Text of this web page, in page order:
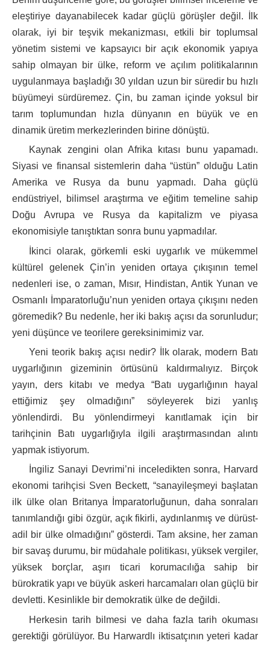
eleştiriye dayanabilecek kadar güçlü görüşler değil. İlk
olarak, iyi bir teşvik mekanizması, etkili bir toplumsal
yönetim sistemi ve kapsayıcı bir açık ekonomik yapıya
sahip olmayan bir ülke, reform ve açılım politikalarının
uygulanmaya başladığı 30 yıldan uzun bir süredir bu hızlı
büyümeyi sürdüremez. Çin, bu zaman içinde yoksul bir
tarım toplumundan hızla dünyanın en büyük ve en
dinamik üretim merkezlerinden birine dönüştü.
Kaynak zengini olan Afrika kıtası bunu yapamadı.
Siyasi ve finansal sistemlerin daha “üstün” olduğu Latin
Amerika ve Rusya da bunu yapmadı. Daha güçlü
endüstriyel, bilimsel araştırma ve eğitim temeline sahip
Doğu Avrupa ve Rusya da kapitalizm ve piyasa
ekonomisiyle tanıştıktan sonra bunu yapmadılar.
İkinci olarak, görkemli eski uygarlık ve mükemmel
kültürel gelenek Çin’in yeniden ortaya çıkışının temel
nedenleri ise, o zaman, Mısır, Hindistan, Antik Yunan ve
Osmanlı İmparatorluğu’nun yeniden ortaya çıkışını neden
göremedik? Bu nedenle, her iki bakış açısı da sorunludur;
yeni düşünce ve teorilere gereksinimimiz var.
Yeni teorik bakış açısı nedir? İlk olarak, modern Batı
uygarlığının gizeminin örtüsünü kaldırmalıyız. Birçok
yayın, ders kitabı ve medya “Batı uygarlığının hayal
ettiğimiz şey olmadığını” söyleyerek bizi yanlış
yönlendirdi. Bu yönlendirmeyi kanıtlamak için bir
tarihçinin Batı uygarlığıyla ilgili araştırmasından alıntı
yapmak istiyorum.
İngiliz Sanayi Devrimi’ni inceledikten sonra, Harvard
ekonomi tarihçisi Sven Beckett, “sanayileşmeyi başlatan
ilk ülke olan Britanya İmparatorluğunun, daha sonraları
tanımlandığı gibi özgür, açık fikirli, aydınlanmış ve dürüst-
adil bir ülke olmadığını” gösterdi. Tam aksine, her zaman
bir savaş durumu, bir müdahale politikası, yüksek vergiler,
yüksek borçlar, aşırı ticari korumacılığa sahip bir
bürokratik yapı ve büyük askeri harcamaları olan güçlü bir
devletti. Kesinlikle bir demokratik ülke de değildi.
Herkesin tarih bilmesi ve daha fazla tarih okuması
gerektiği görülüyor. Bu Harwardlı iktisatçının yeteri kadar